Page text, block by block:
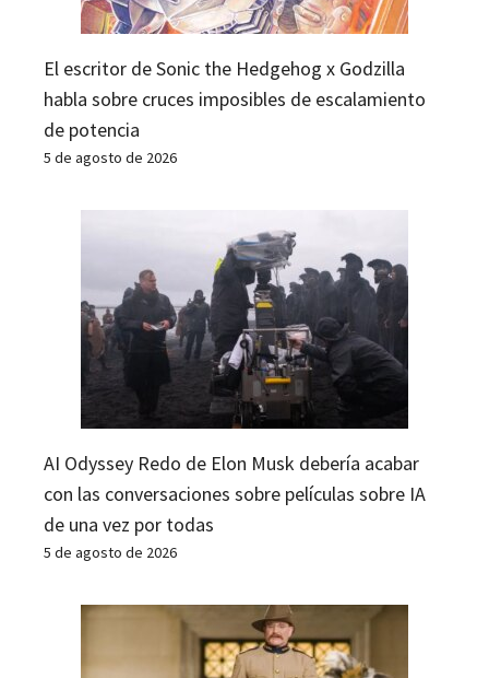
El escritor de Sonic the Hedgehog x Godzilla
habla sobre cruces imposibles de escalamiento
de potencia
5 de agosto de 2026
AI Odyssey Redo de Elon Musk debería acabar
con las conversaciones sobre películas sobre IA
de una vez por todas
5 de agosto de 2026